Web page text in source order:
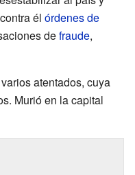
él órdenes de
defraude,
atentados, cuya
Murió en la capital